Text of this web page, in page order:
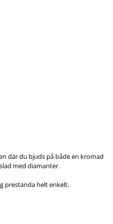
där du bjuds på både en kromad
med diamanter.
prestanda helt enkelt.